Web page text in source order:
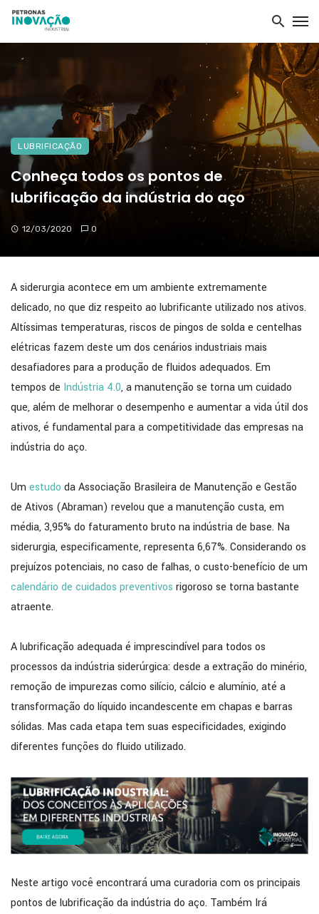
LUBRIFICAÇÃO
Conheça todos os pontos de
lubrificação da indústria do aço
12/03/2020 0
A siderurgia acontece em um ambiente extremamente
delicado, no que diz respeito ao lubrificante utilizado nos ativos.
Altíssimas temperaturas, riscos de pingos de solda e centelhas
elétricas fazem deste um dos cenários industriais mais
desafiadores para a produção de fluidos adequados. Em
tempos de Indústria 4.0, a manutenção se torna um cuidado
que, além de melhorar o desempenho e aumentar a vida útil dos
ativos, é fundamental para a competitividade das empresas na
indústria do aço.
Um estudo da Associação Brasileira de Manutenção e Gestão
de Ativos (Abraman) revelou que a manutenção custa, em
média, 3,95% do faturamento bruto na indústria de base. Na
siderurgia, especificamente, representa 6,67%. Considerando os
prejuízos potenciais, no caso de falhas, o custo-benefício de um
calendário de cuidados preventivos rigoroso se torna bastante
atraente.
A lubrificação adequada é imprescindível para todos os
processos da indústria siderúrgica: desde a extração do minério,
remoção de impurezas como silício, cálcio e alumínio, até a
transformação do líquido incandescente em chapas e barras
sólidas. Mas cada etapa tem suas especificidades, exigindo
diferentes funções do fluido utilizado.
Neste artigo você encontrará uma curadoria com os principais
pontos de lubrificação da indústria do aço. Também Irá